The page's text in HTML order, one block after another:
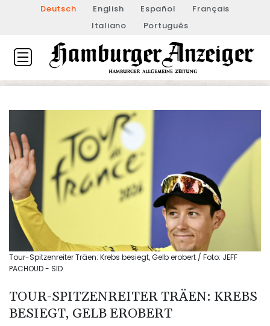
Deutsch English Español
Français
Italiano
Português
Tour-Spitzenreiter Träen: Krebs besiegt, Gelb erobert / Foto: JEFF
PACHOUD - SID
TOUR-SPITZENREITER TRÄEN: KREBS
BESIEGT, GELB EROBERT